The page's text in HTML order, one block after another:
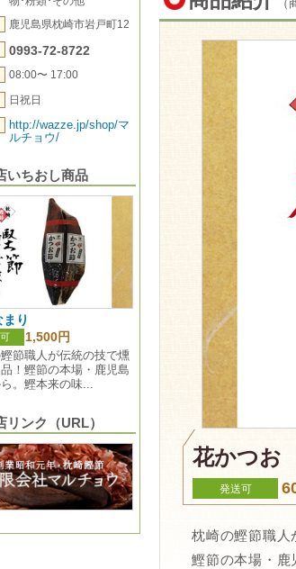
鹿児島県枕崎市岩戸町12
0993-72-8722
08:00〜 17:00
日祝日
http://wazze.jp/shop/マ
ルチョウ/
いちおし商品
り
1,500円
節職人が伝統の技で燻
！鰹節の本場・鹿児島
。鰹本来の味...
リンク（URL）
花かつお
発送可
枕崎の鰹節職人
鰹節の本場・鹿